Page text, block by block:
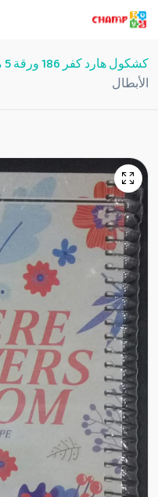
كشكول هارد كفر 186 ورقة 5 مادة حجم كبير
الأبطال